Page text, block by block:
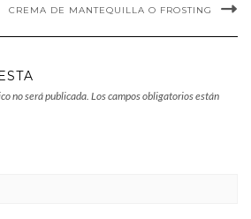
CREMA DE MANTEQUILLA O FROSTING
no será publicada. Los campos obligatorios están